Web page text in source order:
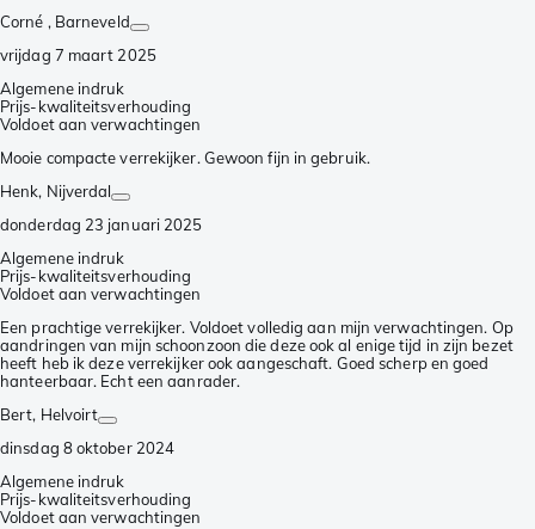
Corné , Barneveld
vrijdag 7 maart 2025
Algemene indruk
Prijs-kwaliteitsverhouding
Voldoet aan verwachtingen
Mooie compacte verrekijker. Gewoon fijn in gebruik.
Henk, Nijverdal
donderdag 23 januari 2025
Algemene indruk
Prijs-kwaliteitsverhouding
Voldoet aan verwachtingen
Een prachtige verrekijker. Voldoet volledig aan mijn verwachtingen. Op
aandringen van mijn schoonzoon die deze ook al enige tijd in zijn bezet
heeft heb ik deze verrekijker ook aangeschaft. Goed scherp en goed
hanteerbaar. Echt een aanrader.
Bert, Helvoirt
dinsdag 8 oktober 2024
Algemene indruk
Prijs-kwaliteitsverhouding
Voldoet aan verwachtingen